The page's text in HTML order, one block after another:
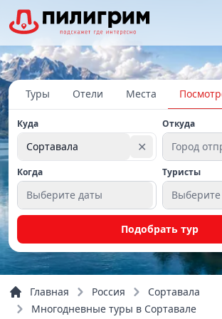
Туры Отели Места
Куда
Сортавала ✕
Откуда
Город
Когда
Выберите даты
Туристы
Выберите
Подобрать тур
Главная Россия
Сортавала
Многодневные туры в Сортавале